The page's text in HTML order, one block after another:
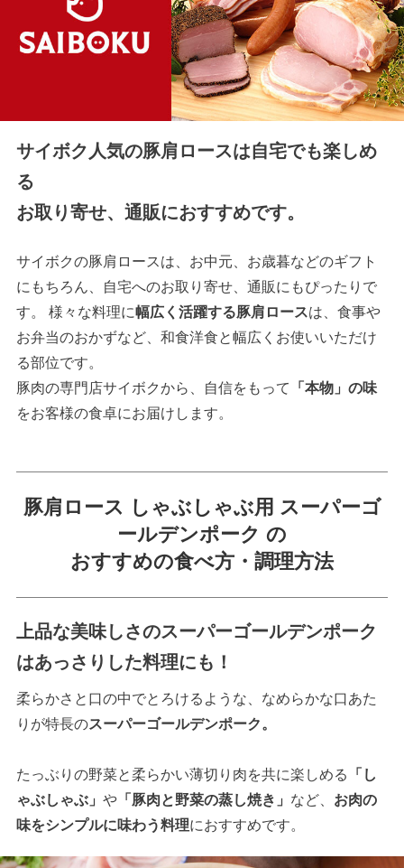
サイボク人気の豚肩ロースは自宅でも楽しめ
る
お取り寄せ、通販におすすめです。
サイボクの豚肩ロースは、お中元、お歳暮などのギフト
にもちろん、自宅へのお取り寄せ、通販にもぴったりで
す。 様々な料理に幅広く活躍する豚肩ロースは、食事や
お弁当のおかずなど、和食洋食と幅広くお使いいただけ
る部位です。
豚肉の専門店サイボクから、自信をもって
「本物」の味
をお客様の食卓にお届けします。
豚肩ロース しゃぶしゃぶ用 スーパーゴ
ールデンポーク の
おすすめの食べ方・調理方法
上品な美味しさのスーパーゴールデンポーク
はあっさりした料理にも！
柔らかさと口の中でとろけるような、なめらかな口あた
りが特長のスーパーゴールデンポーク。
たっぶりの野菜と柔らかい薄切り肉を共に楽しめる
「し
ゃぶしゃぶ」 や「豚肉と野菜の蒸し焼き」 など、 お肉の
味をシンプルに味わう料理におすすめです。